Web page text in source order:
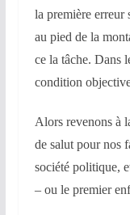
la première erreur
au pied de la
ce la tâche. Dans
condition
Alors revenons à
de salut pour nos
société politique,
– ou le premier